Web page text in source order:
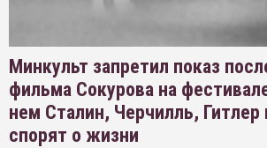
Минкульт запретил показ
фильма Сокурова на
нем Сталин, Черчилль, Гитлер
спорят о жизни